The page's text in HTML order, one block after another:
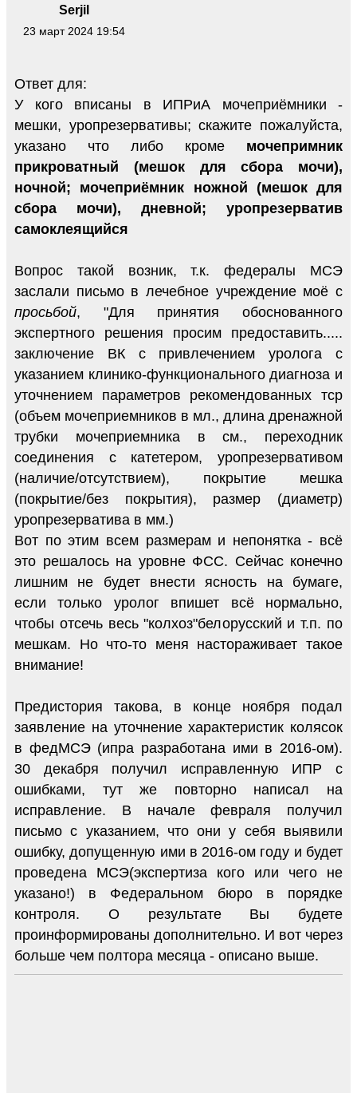
Serjil
23 март 2024 19:54
Ответ для:
У кого вписаны в ИПРиА мочеприёмники -
мешки, уропрезервативы; скажите пожалуйста,
указано что либо кроме мочепримник
прикроватный (мешок для сбора мочи),
ночной; мочеприёмник ножной (мешок для
сбора мочи), дневной; уропрезерватив
самоклеящийся
Вопрос такой возник, т.к. федералы МСЭ
заслали письмо в лечебное учреждение моё с
просьбой, "Для принятия обоснованного
экспертного решения просим предоставить.....
заключение ВК с привлечением уролога с
указанием клинико-функционального диагноза и
уточнением параметров рекомендованных тср
(объем мочеприемников в мл., длина дренажной
трубки мочеприемника в см., переходник
соединения с катетером, уропрезервативом
(наличие/отсутствием), покрытие мешка
(покрытие/без покрытия), размер (диаметр)
уропрезерватива в мм.)
Вот по этим всем размерам и непонятка - всё
это решалось на уровне ФСС. Сейчас конечно
лишним не будет внести ясность на бумаге,
если только уролог впишет всё нормально,
чтобы отсечь весь "колхоз"белорусский и т.п. по
мешкам. Но что-то меня настораживает такое
внимание!
Предистория такова, в конце ноября подал
заявление на уточнение характеристик колясок
в федМСЭ (ипра разработана ими в 2016-ом).
30 декабря получил исправленную ИПР с
ошибками, тут же повторно написал на
исправление. В начале февраля получил
письмо с указанием, что они у себя выявили
ошибку, допущенную ими в 2016-ом году и будет
проведена МСЭ(экспертиза кого или чего не
указано!) в Федеральном бюро в порядке
контроля. О результате Вы будете
проинформированы дополнительно. И вот через
больше чем полтора месяца - описано выше.